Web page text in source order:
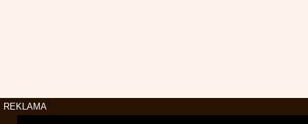
REKLAMA